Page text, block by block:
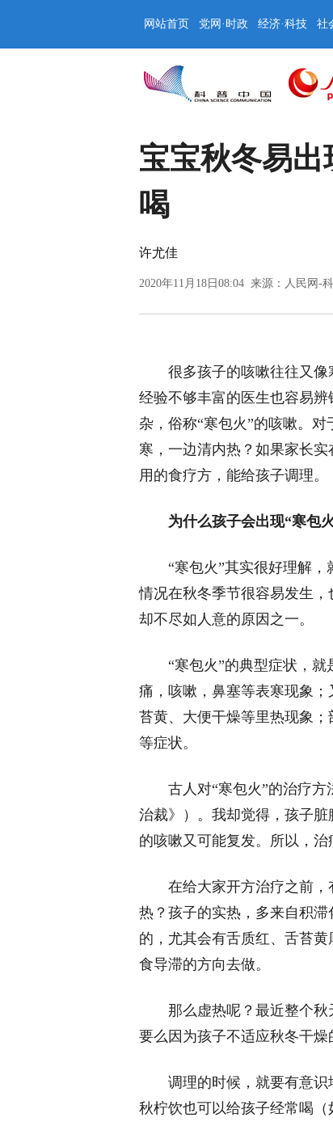
网站首页 党网·时政 经济·科技 社
宝宝秋冬易
喝
许尤佳
2020年11月18日08:04 来源： 人民网-
很多孩子的咳嗽往往又像
经验不够丰富的医生也容易
杂，俗称“寒包火”的咳嗽。
寒，一边清内热？如果家长
用的食疗方，能给孩子调理。
为什么孩子会出现“寒包
“寒包火”其实很好理解
情况在秋冬季节很容易发生
却不尽如人意的原因之一。
“寒包火”的典型症状，
痛，咳嗽，鼻塞等表寒现象
苔黄、大便干燥等里热现象
等症状。
古人对“寒包火”的治疗
治裁》）。我却觉得，孩子
的咳嗽又可能复发。所以，治
在给大家开方治疗之前
热？孩子的实热，多来自积
的，尤其会有舌质红、舌苔
食导滞的方向去做。
那么虚热呢？最近整个秋
要么因为孩子不适应秋冬干燥
调理的时候，就要有意
秋柠饮也可以给孩子经常喝（